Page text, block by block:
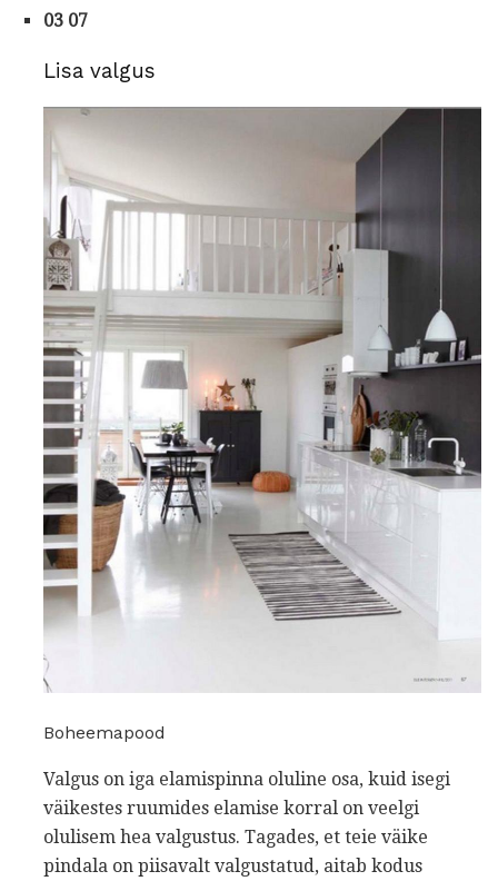
03 07
Lisa valgus
Boheemapood
Valgus on iga elamispinna oluline osa, kuid isegi
väikestes ruumides elamise korral on veelgi
olulisem hea valgustus. Tagades, et teie väike
pindala on piisavalt valgustatud, aitab kodus